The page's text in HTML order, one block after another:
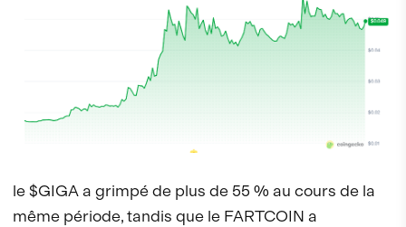
le $GIGA a grimpé de plus de 55 % au cours de la
même période, tandis que le FARTCOIN a